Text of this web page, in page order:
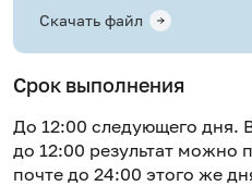
Скачать файл
Срок выполнения
До 12:00 следующего дня.
до 12:00 результат можно
почте до 24:00 этого же